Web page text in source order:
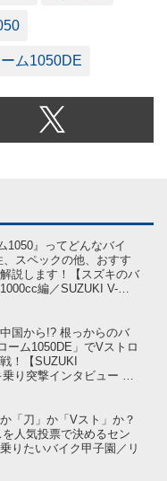
ム1050DE
1050』ってどんなバイ
スペックの他、おすす
説します！【スズキのバ
編／SUZUKI V-
国から!? 根っからのバ
ーム1050DE」でVストロ
！【SUZUKI
り突撃インタビュー V-
「刀」か「Vスト」か？
人気投票で決めるセン
りたいバイク甲子園／リ